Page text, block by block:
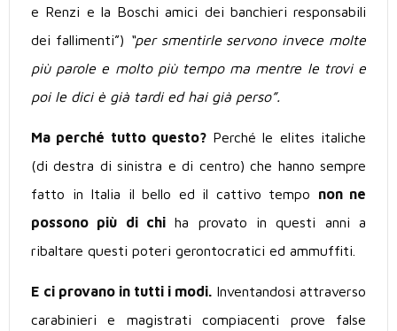
e Renzi e la Boschi amici dei banchieri responsabili
dei fallimenti”) “per smentirle servono invece molte
più parole e molto più tempo ma mentre le trovi e
poi le dici è già tardi ed hai già perso”.
Ma perché tutto questo? Perché le elites italiche
(di destra di sinistra e di centro) che hanno sempre
fatto in Italia il bello ed il cattivo tempo non ne
possono più di chi ha provato in questi anni a
ribaltare questi poteri gerontocratici ed ammuffiti.
E ci provano in tutti i modi. Inventandosi attraverso
carabinieri e magistrati compiacenti prove false